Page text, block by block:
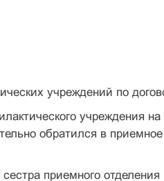
учреждений по
учреждения
обратился в
приемного